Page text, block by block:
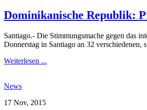
Dominikanische Republik:
Santiago.- Die Stimmungsmache gegen das
Donnerstag in Santiago an 32 verschiedenen,
Weiterlesen ...
News
17 Nov, 2015